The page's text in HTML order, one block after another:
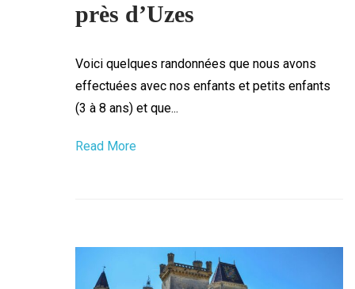
près d’Uzes
Voici quelques randonnées que nous avons
effectuées avec nos enfants et petits enfants
(3 à 8 ans) et que...
Read More